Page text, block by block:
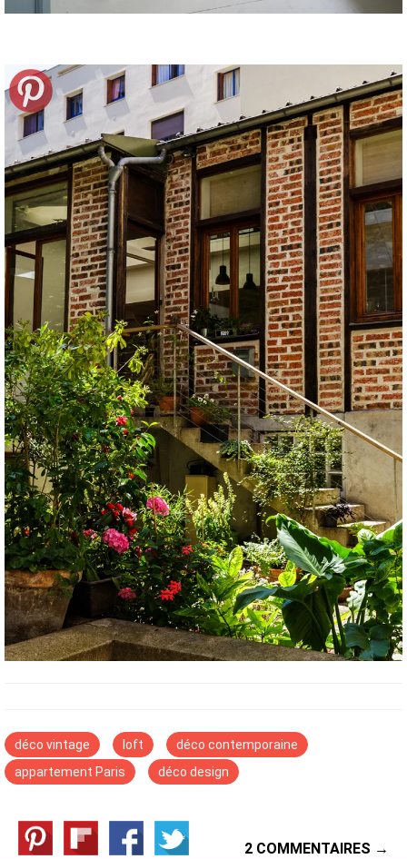
déco vintage loft
déco contemporaine
appartement Paris
déco design
2 COMMENTAIRES →